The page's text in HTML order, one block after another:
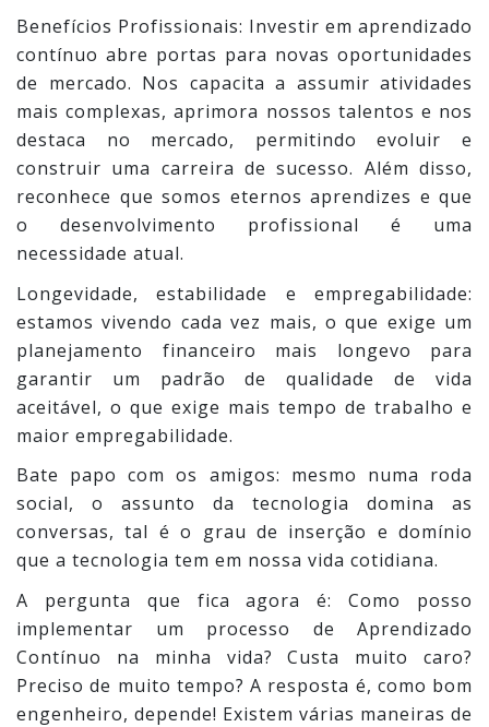
Benefícios Profissionais: Investir em aprendizado
contínuo abre portas para novas oportunidades
de mercado. Nos capacita a assumir atividades
mais complexas, aprimora nossos talentos e nos
destaca no mercado, permitindo evoluir e
construir uma carreira de sucesso. Além disso,
reconhece que somos eternos aprendizes e que
o desenvolvimento profissional é uma
necessidade atual.
Longevidade, estabilidade e empregabilidade:
estamos vivendo cada vez mais, o que exige um
planejamento financeiro mais longevo para
garantir um padrão de qualidade de vida
aceitável, o que exige mais tempo de trabalho e
maior empregabilidade.
Bate papo com os amigos: mesmo numa roda
social, o assunto da tecnologia domina as
conversas, tal é o grau de inserção e domínio
que a tecnologia tem em nossa vida cotidiana.
A pergunta que fica agora é: Como posso
implementar um processo de Aprendizado
Contínuo na minha vida? Custa muito caro?
Preciso de muito tempo? A resposta é, como bom
engenheiro, depende! Existem várias maneiras de